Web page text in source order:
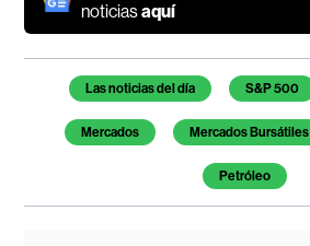
noticiasaquí
Temas de este artículo
Las noticias del día S&P 500
Mercados Mercados Bursátiles
Petróleo